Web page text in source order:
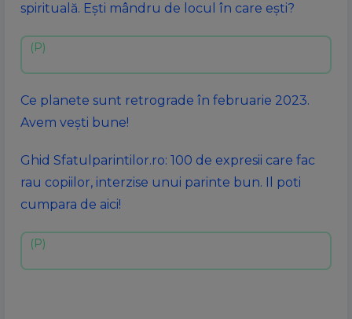
spirituală. Ești mândru de locul în care ești?
Ce planete sunt retrograde în februarie 2023.
Avem vești bune!
Ghid Sfatulparintilor.ro: 100 de expresii care fac
rau copiilor, interzise unui parinte bun. Il poti
cumpara de aici!